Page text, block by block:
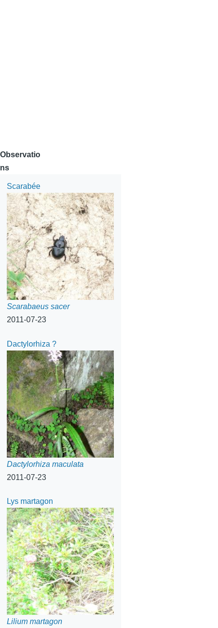
Observatio
ns
Scarabée
Scarabaeus sacer
2011-07-23
Dactylorhiza ?
Dactylorhiza maculata
2011-07-23
Lys martagon
Lilium martagon